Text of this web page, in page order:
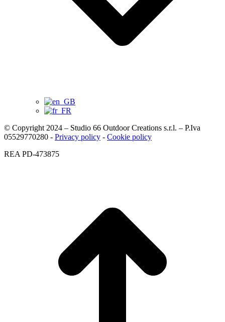
© Copyright 2024 – Studio 66 Outdoor Creations s.r.l. – P.Iva
05529770280 - Privacy policy - Cookie policy
REA PD-473875